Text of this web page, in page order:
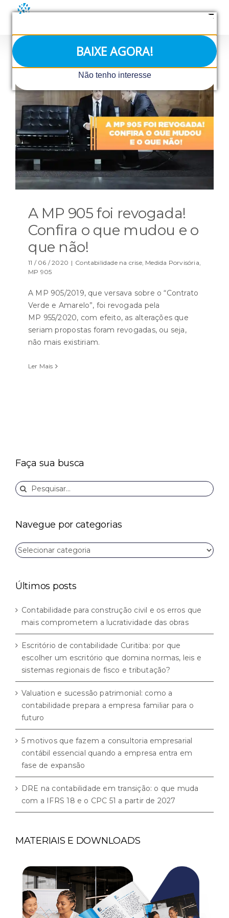
BAIXE AGORA!
Não tenho interesse
conteúdo
A MP 905 foi revogada!
Confira o que mudou e o
que não!
11 / 06 / 2020 | Contabilidade na crise, Medida Porvisória,
MP 905
A MP 905/2019, que versava sobre o “Contrato
Verde e Amarelo”, foi revogada pela
MP 955/2020, com efeito, as alterações que
seriam propostas foram revogadas, ou seja,
não mais existiriam.
Ler Mais
Faça sua busca
Buscar
resultados
Navegue por categorias
Navegue
por
Últimos posts
Contabilidade para construção civil e os erros que
mais comprometem a lucratividade das obras
Escritório de contabilidade Curitiba: por que
escolher um escritório que domina normas, leis e
sistemas regionais de fisco e tributação?
Valuation e sucessão patrimonial: como a
contabilidade prepara a empresa familiar para o
futuro
5 motivos que fazem a consultoria empresarial
contábil essencial quando a empresa entra em
fase de expansão
DRE na contabilidade em transição: o que muda
com a IFRS 18 e o CPC 51 a partir de 2027
MATERIAIS E DOWNLOADS